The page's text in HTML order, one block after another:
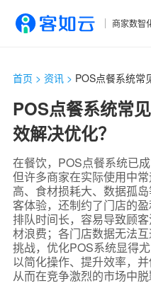
商家数智
首页 > 资讯> POS点餐系统常
POS点餐系统常
效解决优化？
在餐饮，POS点餐系统已
但许多商家在实际使用中
高、食材损耗大、数据孤
客体验，还制约了门店的
排队时间长，容易导致顾
材浪费；各门店数据无法
挑战，优化POS系统显得
以简化操作、提升效率，
从而在竞争激烈的市场中脱